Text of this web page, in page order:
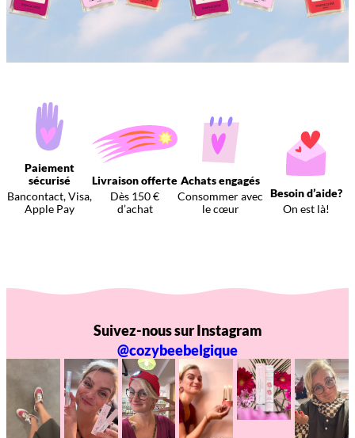
Paiement
sécurisé
Bancontact, Visa,
Apple Pay
Livraison offerte
Dès 150 €
d’achat
Achats engagés
Consommer avec
le cœur
Besoin d’aide?
On est là!
Suivez-nous sur Instagram
@cozybeebelgique